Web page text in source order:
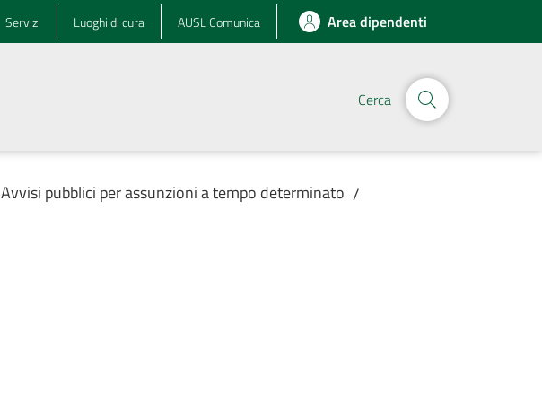
Servizi Luoghi di cura AUSL Comunica Area dipendenti
Cerca
Avvisi pubblici per assunzioni a tempo determinato /